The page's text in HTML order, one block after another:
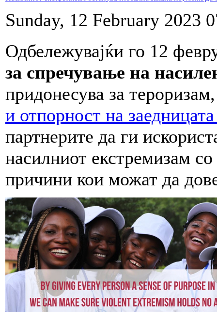
Sunday, 12 February 2023
Одбележувајќи го 12
за спречување на
придонесува за
и отпорност на
партнерите да ги
насилниот екстремизам
причини кои можат да